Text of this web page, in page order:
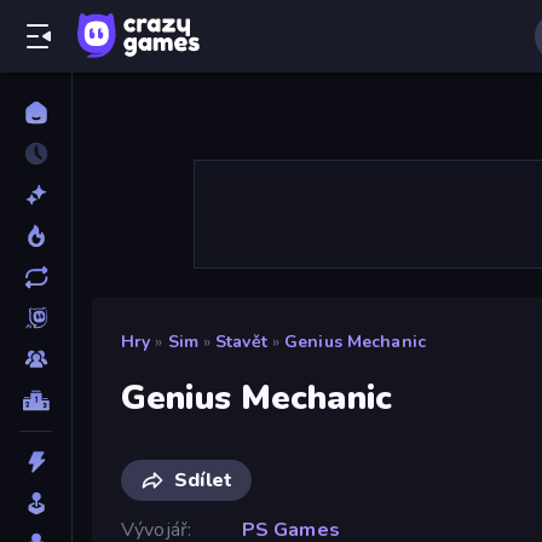
Hry » Sim » Stavět » Genius Mechanic
Genius Mechanic
Sdílet
Vývojář
PS Games